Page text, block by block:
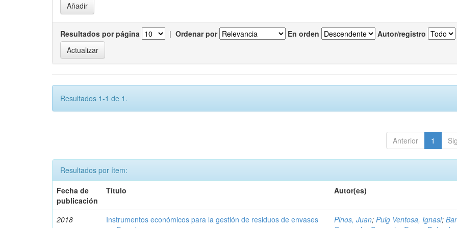
Resultados por página | Ordenar por En orden Autor/registro
Resultados 1-1 de 1.
Anterior 1
Resultados por ítem:
Fecha de
publicación
Título Autor(es)
2018
Instrumentos económicos para la gestión de residuos de envases
Pinos, Juan;Puig Ventosa, Ignasi;